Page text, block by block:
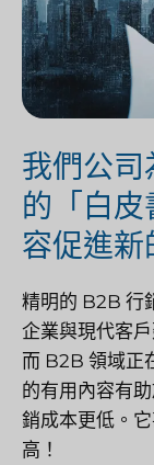
我們公
的「白皮
容促進新
精明的 B2B 行
企業與現代客
而 B2B 領域正
的有用內容有
銷成本更低。
高！